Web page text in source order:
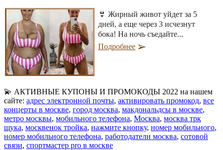
👙 Жирный живот уйдет за 5
дней, а еще через 3 исчезнут
бока! На ночь съедайте...
Подробнее
💫 АКТИВНЫЕ КУПОНЫ И ПРОМОКОДЫ 2022 на нашем
сайте: адрес электронной почты, активировать промокод, все
концерты в москве, город москва, макдональдсы в москве,
метро москвы, мобильного телефона, Москва, москва трк
щука, москвенок тройка, нажмите кнопку, номер мобильного,
номер мобильного телефона, работодатели москва, сотовой
связи, спортмастер pro в москве